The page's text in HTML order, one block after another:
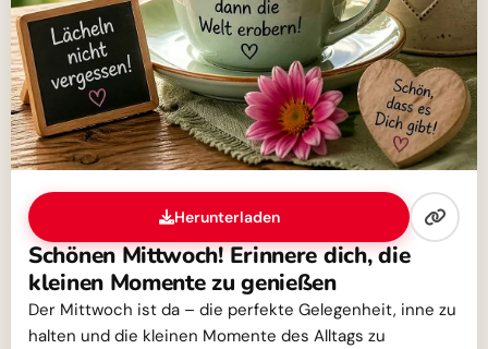
Herunterladen
Schönen Mittwoch! Erinnere dich, die
kleinen Momente zu genießen
Der Mittwoch ist da – die perfekte Gelegenheit, inne zu
halten und die kleinen Momente des Alltags zu